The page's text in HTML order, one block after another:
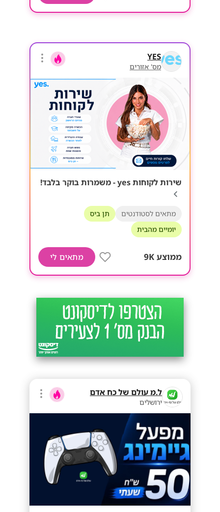
YES
מס' אזורים
שירות לקוחות yes - משמרות בוקר בלבד!
מתאים לסטודנטים
תן ביס
יומיים מהבית
ממוצע 9K מתאים לי
ל.מ עולם של כח אדם
ירושלים